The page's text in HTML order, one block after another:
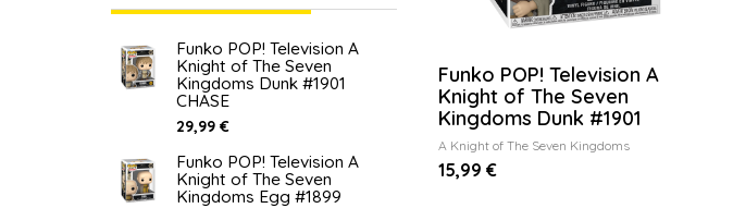
Funko POP! Television A
Knight of The Seven
Kingdoms Dunk #1901
CHASE
29,99 €
Funko POP! Television A
Knight of The Seven
Kingdoms Egg #1899
Funko POP! Television A
Knight of The Seven
Kingdoms Dunk #1901
A Knight of The Seven Kingdoms
15,99 €